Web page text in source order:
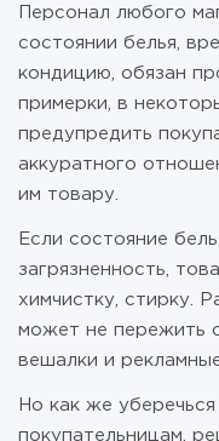
Персонал любого
состоянии белья,
кондицию, обязан
примерки, в
предупредить
аккуратного
им товару.
Если состояние
загрязненность,
химчистку, стирку.
может не пережить
вешалки и рекламные
Но как же
покупательницам,